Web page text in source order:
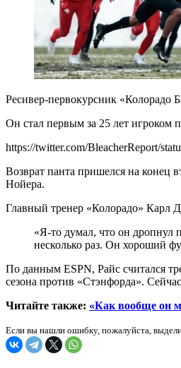
Ресивер-первокурсник «Колорадо
Он стал первым за 25 лет игроком
https://twitter.com/BleacherReport/
Возврат панта пришелся на конец
Нойера.
Главный тренер «Колорадо» Карл
«Я-то думал, что он дропнул
несколько раз. Он хороший
По данным ESPN, Райс считался
сезона против «Стэнфорда».
Читайте также: «Как вообще он
Если вы нашли ошибку, пожалуйста,